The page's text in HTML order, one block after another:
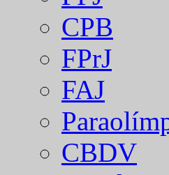
CPB
FPrJ
FAJ
CBDV